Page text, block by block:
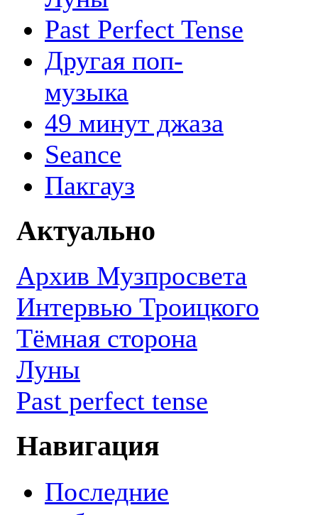
Past Perfect Tense
Другая поп-
музыка
49 минут джаза
Seance
Пакгауз
Актуально
Архив Музпросвета
Интервью Троицкого
Тёмная сторона
Луны
Past perfect tense
Навигация
Последние